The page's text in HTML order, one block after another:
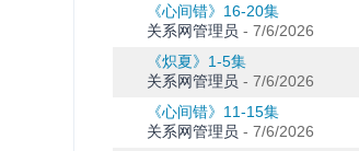
《心间错》16-20集
关系网管理员 -7/6/2026
《炽夏》1-5集
关系网管理员 -7/6/2026
《心间错》11-15集
关系网管理员 -7/6/2026